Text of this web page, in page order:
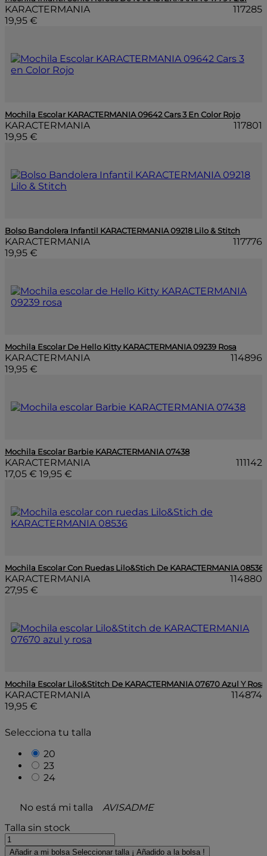
KARACTERMANIA
117285
19,95 €
Mochila Escolar KARACTERMANIA 09642 Cars 3 En Color Rojo
KARACTERMANIA
117801
19,95 €
Bolso Bandolera Infantil KARACTERMANIA 09218 Lilo & Stitch
KARACTERMANIA
117776
19,95 €
Mochila Escolar De Hello Kitty KARACTERMANIA 09239 Rosa
KARACTERMANIA
114896
19,95 €
Mochila Escolar Barbie KARACTERMANIA 07438
KARACTERMANIA
111142
17,05 € 19,95 €
Mochila Escolar Con Ruedas Lilo&Stich De KARACTERMANIA 08536
KARACTERMANIA
114880
27,95 €
Mochila Escolar Lilo&Stitch De KARACTERMANIA 07670 Azul Y Rosa
KARACTERMANIA
114874
19,95 €
Selecciona tu talla
20
23
24
No está mi talla
AVISADME
Talla sin stock
Añadir a mi bolsa Seleccionar talla ¡ Añadido a la bolsa !